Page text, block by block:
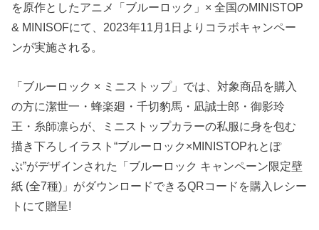
を原作としたアニメ「ブルーロック」× 全国のMINISTOP
& MINISOFにて、2023年11月1日よりコラボキャンペー
ンが実施される。
「ブルーロック × ミニストップ」では、対象商品を購入
の方に潔世一・蜂楽廻・千切豹馬・凪誠士郎・御影玲
王・糸師凛らが、ミニストップカラーの私服に身を包む
描き下ろしイラスト“ブルーロック×MINISTOPれとぽ
ぷ”がデザインされた「ブルーロック キャンペーン限定壁
紙 (全7種)」がダウンロードできるQRコードを購入レシー
トにて贈呈!